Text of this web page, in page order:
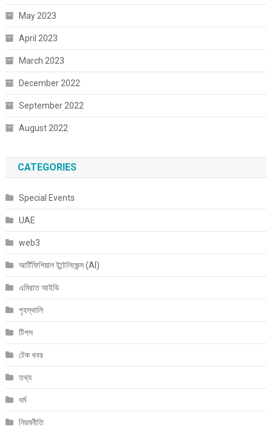
May 2023
April 2023
March 2023
December 2022
September 2022
August 2022
CATEGORIES
Special Events
UAE
web3
আর্টিফিশিয়াল ইন্টেলিজেন্স (AI)
এমিরাত আইডি
গৃহস্থালি
টিপস
টেক খবর
তথ্য
ধর্ম
নিয়মনীতি